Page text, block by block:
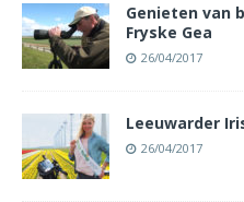
Genieten van
Fryske Gea
26/04/2017
Leeuwarder
26/04/2017